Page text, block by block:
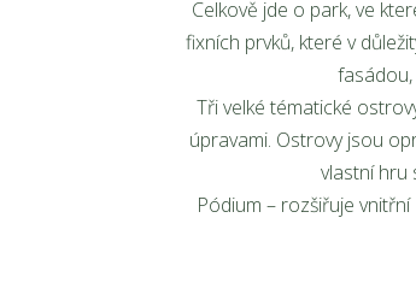
Celkově jde o park, ve
fixních prvků, které v
Tři velké tématické
úpravami. Ostrovy jsou
vlastní hru
Pódium – rozšiřuje